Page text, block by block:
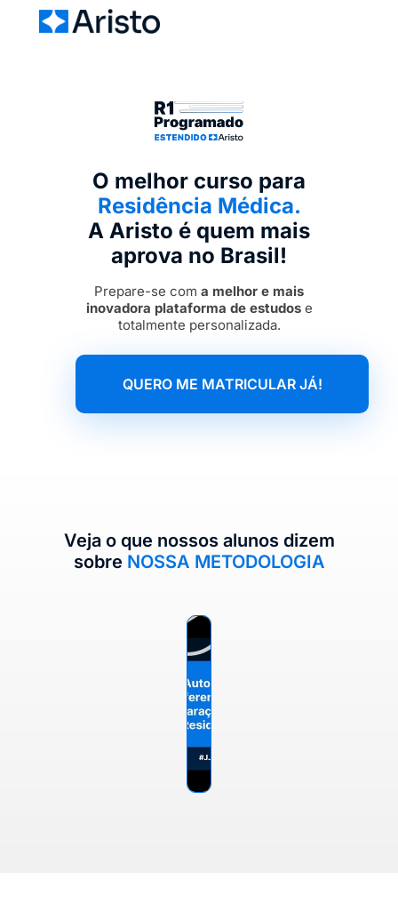
O melhor curso para
Residência Médica.
A Aristo é quem mais
aprova no Brasil!
Prepare-se com a melhor e mais
inovadora plataforma de estudose
totalmente personalizada.
QUERO ME MATRICULAR JÁ!
Veja o que nossos alunos dizem
sobre NOSSA METODOLOGIA